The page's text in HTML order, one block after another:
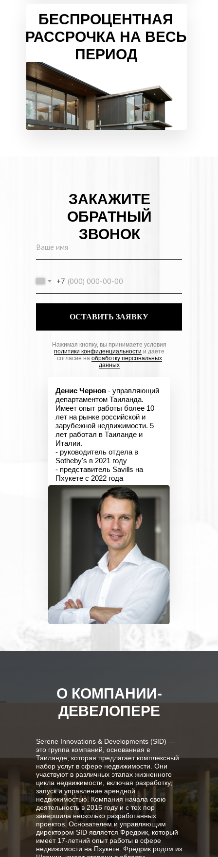
БЕСПРОЦЕНТНАЯ
РАССРОЧКА НА ВЕСЬ
ПЕРИОД
ЗАКАЖИТЕ
ОБРАТНЫЙ
ЗВОНОК
+7
ОСТАВИТЬ ЗАЯВКУ
Нажимая кнопку, вы принимаете условия
политики конфиденциальности и даете
согласие на обработку персональных
данных
Денис Чернов - управляющий
департаментом Таиланда.
Имеет опыт работы более 10
лет на рынке российской и
зарубежной недвижимости. 5
лет работал в Таиланде и
Италии.
- руководитель отдела в
Sotheby's в 2021 году
- представитель Savills на
Пхукете с 2022 года
О КОМПАНИИ-
ДЕВЕЛОПЕРЕ
Serene Innovations & Developments (SID) —
это группа компаний, основанная в
Таиланде, которая предлагает комплексный
набор услуг в сфере недвижимости. Они
участвуют в различных этапах жизненного
цикла недвижимости, включая разработку,
запуск и управление арендной
недвижимостью. Компания начала свою
деятельность в 2016 году и с тех пор
завершила несколько разработанных
проектов. Основателем и управляющим
директором SID является Фредрик, который
имеет 17-летний опыт работы в сфере
недвижимости на Пхукете. Фредрик родом из